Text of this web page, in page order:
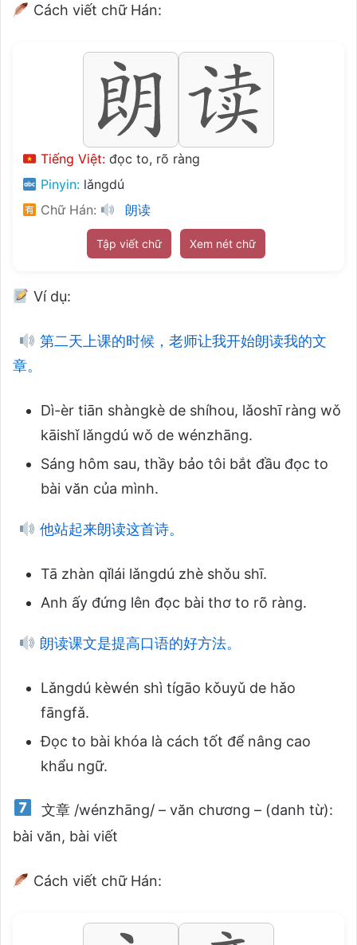
Cách viết chữ Hán:
Tiếng Việt: đọc to, rõ ràng
Pinyin: lǎngdú
Chữ Hán:
朗读
Tập viết chữ Xem nét chữ
Ví dụ:
第二天上课的时候，老师让我开始朗读我的文
章。
Dì-èr tiān shàngkè de shíhou, lǎoshī ràng wǒ
kāishǐ lǎngdú wǒ de wénzhāng.
Sáng hôm sau, thầy bảo tôi bắt đầu đọc to
bài văn của mình.
他站起来朗读这首诗。
Tā zhàn qǐlái lǎngdú zhè shǒu shī.
Anh ấy đứng lên đọc bài thơ to rõ ràng.
朗读课文是提高口语的好方法。
Lǎngdú kèwén shì tígāo kǒuyǔ de hǎo
fāngfǎ.
Đọc to bài khóa là cách tốt để nâng cao
khẩu ngữ.
文章 /wénzhāng/ – văn chương – (danh từ):
bài văn, bài viết
Cách viết chữ Hán: